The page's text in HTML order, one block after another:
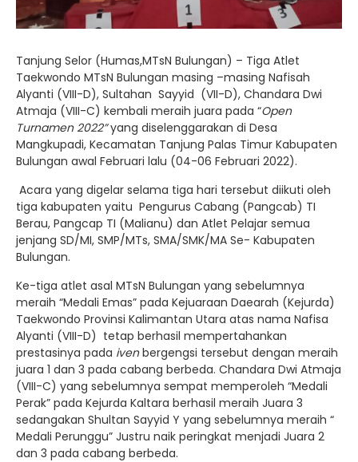
Tanjung Selor (Humas,MTsN Bulungan) – Tiga Atlet
Taekwondo MTsN Bulungan masing –masing Nafisah
Alyanti (VIII-D), Sultahan Sayyid (VII-D), Chandara Dwi
Atmaja (VIII-C) kembali meraih juara pada “Open
Turnamen 2022”yang diselenggarakan di Desa
Mangkupadi, Kecamatan Tanjung Palas Timur Kabupaten
Bulungan awal Februari lalu (04-06 Februari 2022).
Acara yang digelar selama tiga hari tersebut diikuti oleh
tiga kabupaten yaitu Pengurus Cabang (Pangcab) TI
Berau, Pangcap TI (Malianu) dan Atlet Pelajar semua
jenjang SD/MI, SMP/MTs, SMA/SMK/MA Se- Kabupaten
Bulungan.
Ke-tiga atlet asal MTsN Bulungan yang sebelumnya
meraih “Medali Emas” pada Kejuaraan Daearah (Kejurda)
Taekwondo Provinsi Kalimantan Utara atas nama Nafisa
Alyanti (VIII-D) tetap berhasil mempertahankan
prestasinya pada ivenbergengsi tersebut dengan meraih
juara 1 dan 3 pada cabang berbeda. Chandara Dwi Atmaja
(VIII-C) yang sebelumnya sempat memperoleh “Medali
Perak” pada Kejurda Kaltara berhasil meraih Juara 3
sedangakan Shultan Sayyid Y yang sebelumnya meraih “
Medali Perunggu” Justru naik peringkat menjadi Juara 2
dan 3 pada cabang berbeda.